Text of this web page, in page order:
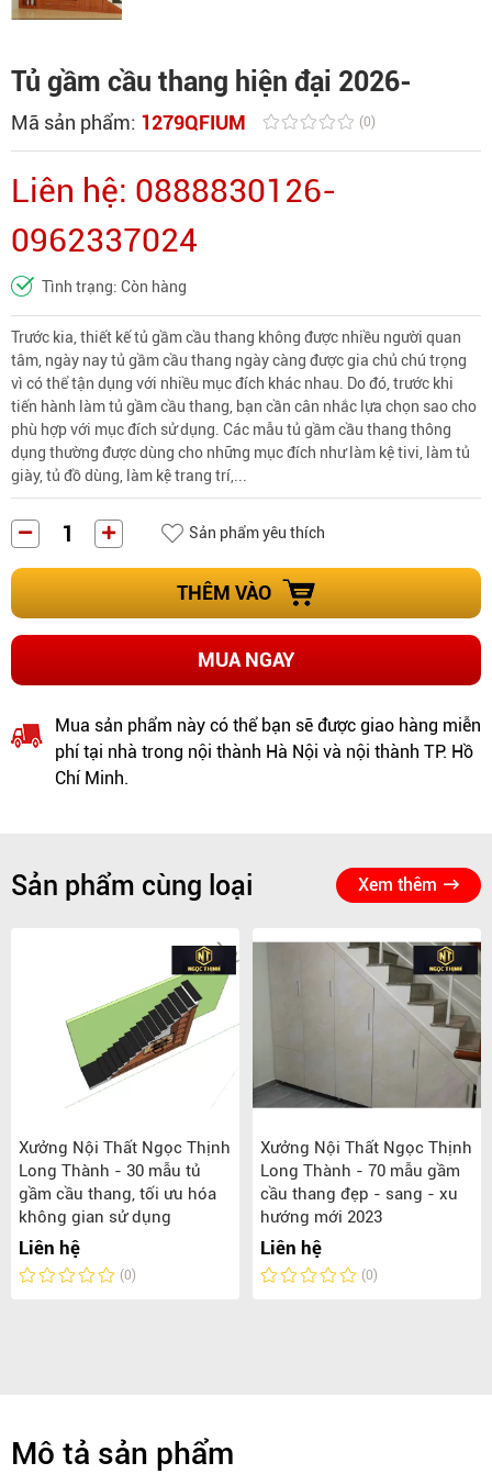
Tủ gầm cầu thang hiện đại 2026-
Mã sản phẩm: 1279QFIUM (0)
Liên hệ: 0888830126-
0962337024
Tình trạng: Còn hàng
Trước kia, thiết kế tủ gầm cầu thang không được nhiều người quan
tâm, ngày nay tủ gầm cầu thang ngày càng được gia chủ chú trọng
vì có thể tận dụng với nhiều mục đích khác nhau. Do đó, trước khi
tiến hành làm tủ gầm cầu thang, bạn cần cân nhắc lựa chọn sao cho
phù hợp với mục đích sử dụng. Các mẫu tủ gầm cầu thang thông
dụng thường được dùng cho những mục đích như làm kệ tivi, làm tủ
giày, tủ đồ dùng, làm kệ trang trí,...
Sản phẩm yêu thích
THÊM VÀO
MUA NGAY
Mua sản phẩm này có thể bạn sẽ được giao hàng miễn
phí tại nhà trong nội thành Hà Nội và nội thành TP. Hồ
Chí Minh.
Sản phẩm cùng loại Xem thêm
Xưởng Nội Thất Ngọc Thịnh
Long Thành - 30 mẫu tủ
gầm cầu thang, tối ưu hóa
không gian sử dụng
Liên hệ
(0)
Xưởng Nội Thất Ngọc Thịnh
Long Thành - 70 mẫu gầm
cầu thang đẹp - sang - xu
hướng mới 2023
Liên hệ
(0)
Mô tả sản phẩm